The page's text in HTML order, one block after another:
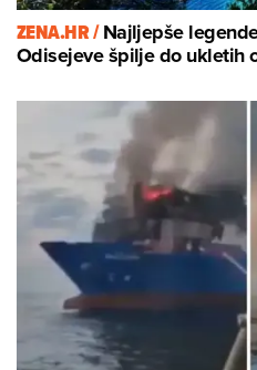
ZENA.HR /Najljepše
Odisejeve špilje do ukletih